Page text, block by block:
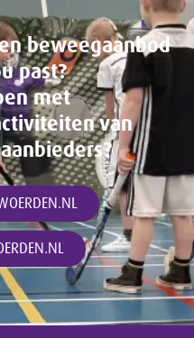
beweegaanbod
past?
met
van